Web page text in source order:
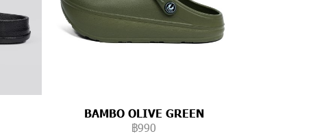
BAMBO OLIVE GREEN
฿990